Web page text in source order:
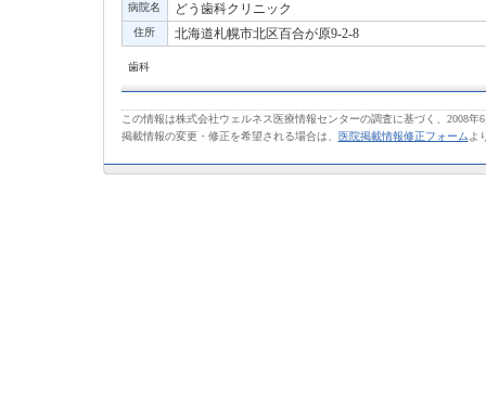
病院名 どう歯科クリニック
住所 北海道札幌市北区百合が原9-2-8
歯科
この情報は株式会社ウェルネス医療情報センターの調査に基づく、2008年
掲載情報の変更・修正を希望される場合は、
医院掲載情報修正フォーム よ